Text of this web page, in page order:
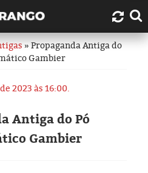
Duarte?
úteis
» Propaganda Antiga do
Gambier
2023 às 16:00.
Antiga do Pó
Gambier